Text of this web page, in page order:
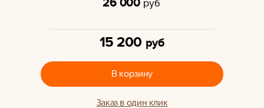
26 000 руб
15 200 руб
В корзину
Заказ в один клик